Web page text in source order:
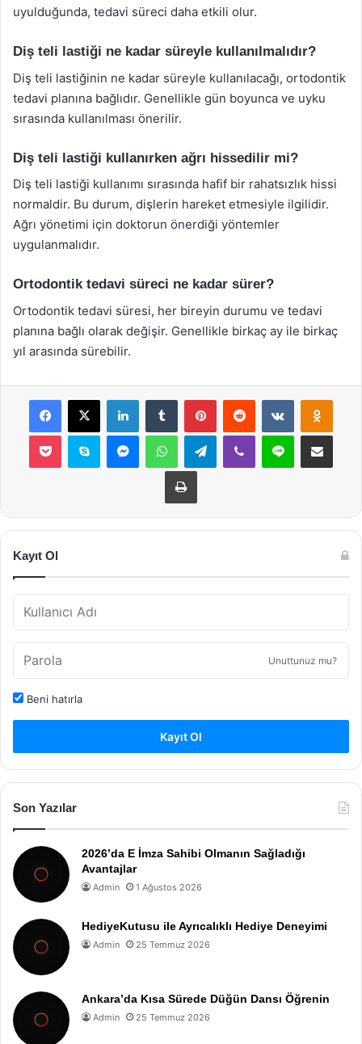
uyulduğunda, tedavi süreci daha etkili olur.
Diş teli lastiği ne kadar süreyle kullanılmalıdır?
Diş teli lastiğinin ne kadar süreyle kullanılacağı, ortodontik
tedavi planına bağlıdır. Genellikle gün boyunca ve uyku
sırasında kullanılması önerilir.
Diş teli lastiği kullanırken ağrı hissedilir mi?
Diş teli lastiği kullanımı sırasında hafif bir rahatsızlık hissi
normaldir. Bu durum, dişlerin hareket etmesiyle ilgilidir.
Ağrı yönetimi için doktorun önerdiği yöntemler
uygulanmalıdır.
Ortodontik tedavi süreci ne kadar sürer?
Ortodontik tedavi süresi, her bireyin durumu ve tedavi
planına bağlı olarak değişir. Genellikle birkaç ay ile birkaç
yıl arasında sürebilir.
Facebook
X LinkedInTumblr PinterestReddit VKontakte
Pocket Skype MessengerWhatsAppTelegramViber Line E-Posta ile
Yazdır
Kayıt Ol
Unuttunuz mu?
Beni hatırla
Kayıt Ol
Son Yazılar
2026’da E İmza Sahibi Olmanın Sağladığı
Avantajlar
Admin 1 Ağustos 2026
HediyeKutusu ile Ayrıcalıklı Hediye Deneyimi
Admin 25 Temmuz 2026
Ankara’da Kısa Sürede Düğün Dansı Öğrenin
Admin 25 Temmuz 2026